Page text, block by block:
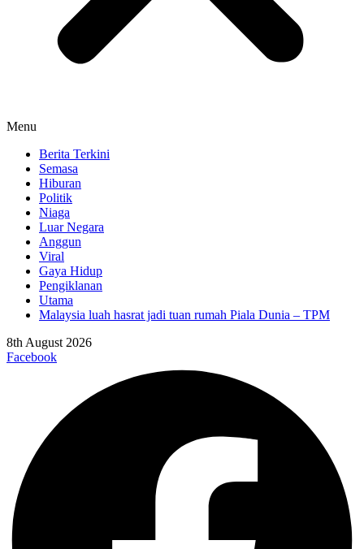
Menu
Berita Terkini
Semasa
Hiburan
Politik
Niaga
Luar Negara
Anggun
Viral
Gaya Hidup
Pengiklanan
Utama
Malaysia luah hasrat jadi tuan rumah Piala Dunia – TPM
8th August 2026
Facebook